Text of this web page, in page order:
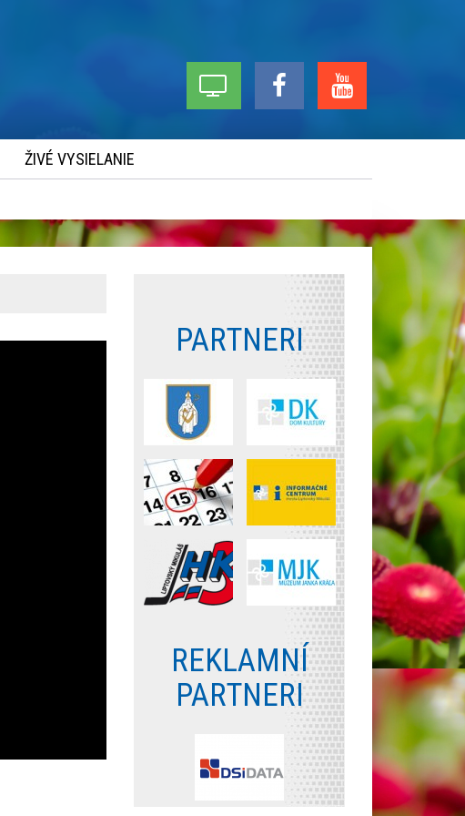
ŽIVÉ VYSIELANIE
PARTNERI
REKLAMNÍ
PARTNERI